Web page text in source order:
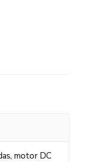
motor DC